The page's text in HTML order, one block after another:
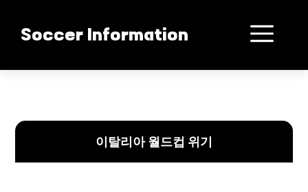
Soccer Information
메
뉴
이탈리아 월드컵 위기